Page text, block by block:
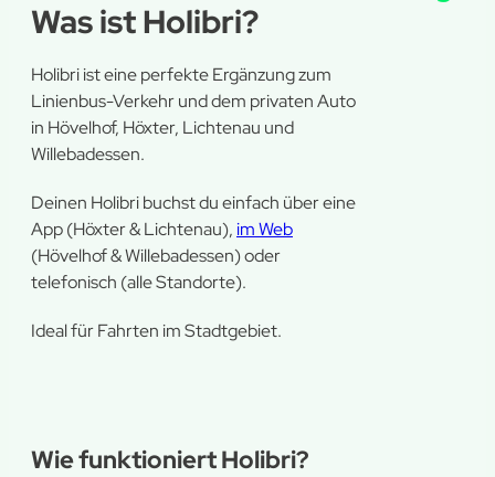
Was ist Holibri?
Holibri ist eine perfekte Ergänzung zum
Linienbus-Verkehr und dem privaten Auto
in Hövelhof, Höxter, Lichtenau und
Willebadessen.
Deinen Holibri buchst du einfach über eine
App (Höxter & Lichtenau),im Web
(Hövelhof & Willebadessen) oder
telefonisch (alle Standorte).
Ideal für Fahrten im Stadtgebiet.
Wie funktioniert Holibri?